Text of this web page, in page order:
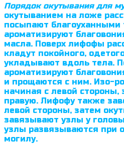
Порядок окутывания для
окутыванием на ложе
посыпают благоуханными
ароматизируют
масла. Поверх лифофы
кладут покойного,
укладывают вдоль тела.
ароматизируют
и прощаются с ним. Изо-
начиная с левой стороны,
правую. Лифофу также
левой стороны, затем
завязывают узлы у
узлы развязываются при
могилу.